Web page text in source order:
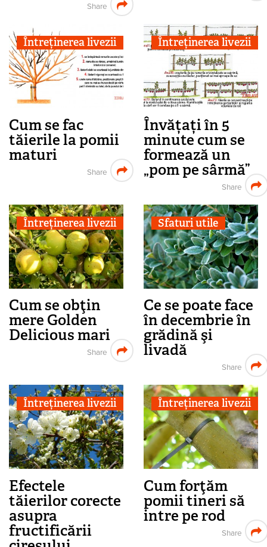
Share
Întreținerea livezii
Cum se fac
tăierile la pomii
maturi
Share
Întreținerea livezii
Învățați în 5
minute cum se
formează un
„pom pe sârmă”
Share
Întreținerea livezii
Cum se obţin
mere Golden
Delicious mari
Share
Sfaturi utile
Ce se poate face
în decembrie în
grădină şi
livadă
Share
Întreținerea livezii
Efectele
tăierilor corecte
asupra
fructificării
Întreținerea livezii
Cum forţăm
pomii tineri să
intre pe rod
Share